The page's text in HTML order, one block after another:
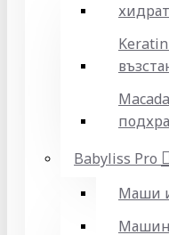
Babyliss Pro
Маши